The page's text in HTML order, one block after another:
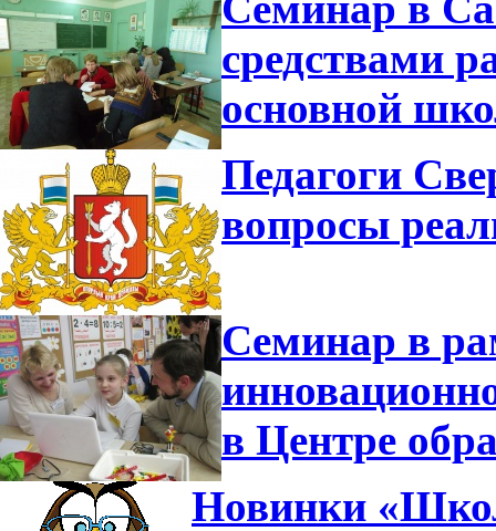
средствами
основной
Педагоги
вопросы
Семинар в
в Центре
Новинки